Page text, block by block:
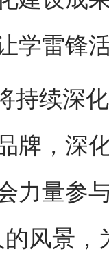
学雷锋
持续深
牌，深
力量参
风景